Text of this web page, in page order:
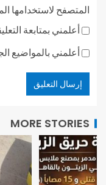
المتصفح لاستخدامها
أعلمني بمتابعة
أعلمني بالمواضيع
MORE STORIES